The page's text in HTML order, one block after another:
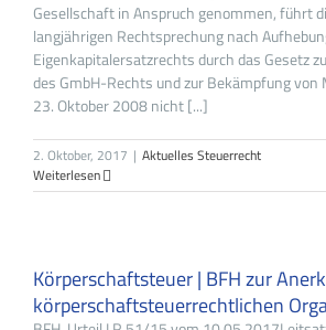
Gesellschaft in Anspruch genommen, führt
langjährigen Rechtsprechung nach
Eigenkapitalersatzrechts durch das Gesetz
des GmbH-Rechts und zur Bekämpfung von
23. Oktober 2008 nicht [...]
2. Oktober, 2017 | Aktuelles Steuerrecht
Weiterlesen
Körperschaftsteuer | BFH zur
körperschaftsteuerrechtlichen